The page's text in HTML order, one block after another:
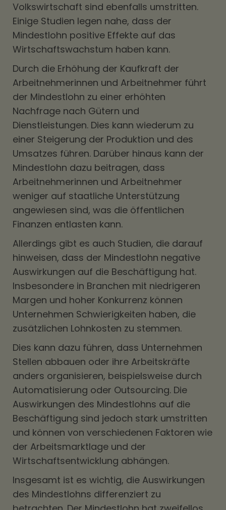
Volkswirtschaft sind ebenfalls umstritten.
Einige Studien legen nahe, dass der
Mindestlohn positive Effekte auf das
Wirtschaftswachstum haben kann.
Durch die Erhöhung der Kaufkraft der
Arbeitnehmerinnen und Arbeitnehmer führt
der Mindestlohn zu einer erhöhten
Nachfrage nach Gütern und
Dienstleistungen. Dies kann wiederum zu
einer Steigerung der Produktion und des
Umsatzes führen. Darüber hinaus kann der
Mindestlohn dazu beitragen, dass
Arbeitnehmerinnen und Arbeitnehmer
weniger auf staatliche Unterstützung
angewiesen sind, was die öffentlichen
Finanzen entlasten kann.
Allerdings gibt es auch Studien, die darauf
hinweisen, dass der Mindestlohn negative
Auswirkungen auf die Beschäftigung hat.
Insbesondere in Branchen mit niedrigeren
Margen und hoher Konkurrenz können
Unternehmen Schwierigkeiten haben, die
zusätzlichen Lohnkosten zu stemmen.
Dies kann dazu führen, dass Unternehmen
Stellen abbauen oder ihre Arbeitskräfte
anders organisieren, beispielsweise durch
Automatisierung oder Outsourcing. Die
Auswirkungen des Mindestlohns auf die
Beschäftigung sind jedoch stark umstritten
und können von verschiedenen Faktoren wie
der Arbeitsmarktlage und der
Wirtschaftsentwicklung abhängen.
Insgesamt ist es wichtig, die Auswirkungen
des Mindestlohns differenziert zu